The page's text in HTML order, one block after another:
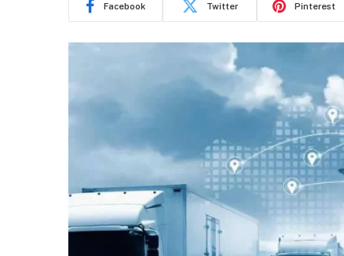
Facebook Twitter Pinterest